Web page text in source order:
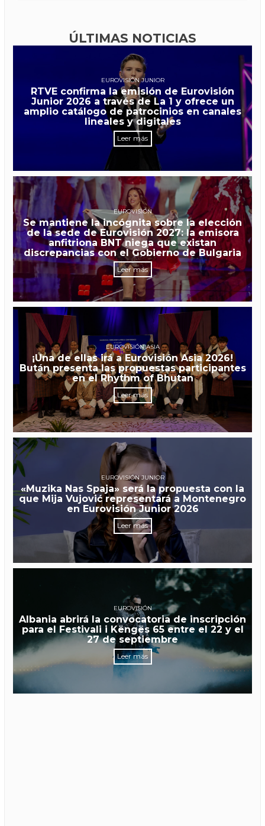
ÚLTIMAS NOTICIAS
EUROVISIÓN JUNIOR
RTVE confirma la emisión de Eurovisión
Junior 2026 a través de La 1 y ofrece un
amplio catálogo de patrocinios en canales
lineales y digitales
Leer más
EUROVISIÓN
Se mantiene la incógnita sobre la elección
de la sede de Eurovisión 2027: la emisora
anfitriona BNT niega que existan
discrepancias con el Gobierno de Bulgaria
Leer más
EUROVISIÓN ASIA
¡Una de ellas irá a Eurovisión Asia 2026!
Bután presenta las propuestas participantes
en el Rhythm of Bhutan
Leer más
EUROVISIÓN JUNIOR
«Muzika Nas Spaja» será la propuesta con la
que Mija Vujović representará a Montenegro
en Eurovisión Junior 2026
Leer más
EUROVISIÓN
Albania abrirá la convocatoria de inscripción
para el Festivali i Këngës 65 entre el 22 y el
27 de septiembre
Leer más